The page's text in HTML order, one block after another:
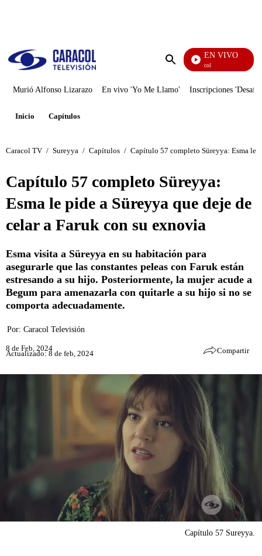
Enviar
EN VIVO
Noticias Caracol
Murió Alfonso Lizarazo En vivo 'Yo Me Llamo' Inscripciones
Inicio Capítulos
Caracol TV / Sureyya / Capítulos / Capítulo 57 completo Süreyya: Esma le
Capítulo 57 completo Süreyya:
Esma le pide a Süreyya que deje de
celar a Faruk con su exnovia
Esma visita a Süreyya en su habitación para
asegurarle que las constantes peleas con Faruk están
estresando a su hijo. Posteriormente, la mujer acude a
Begum para amenazarla con quitarle a su hijo si no se
comporta adecuadamente.
Por: Caracol Televisión
8 de Feb, 2024
Actualizado: 8 de feb, 2024 Compartir
Capítulo 57 Sureyya.